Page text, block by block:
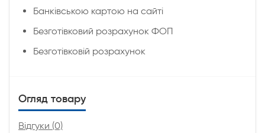
Банківською картою на сайті
Безготівковий розрахунок ФОП
Безготівковій розрахунок
Огляд товару
Відгуки (0)